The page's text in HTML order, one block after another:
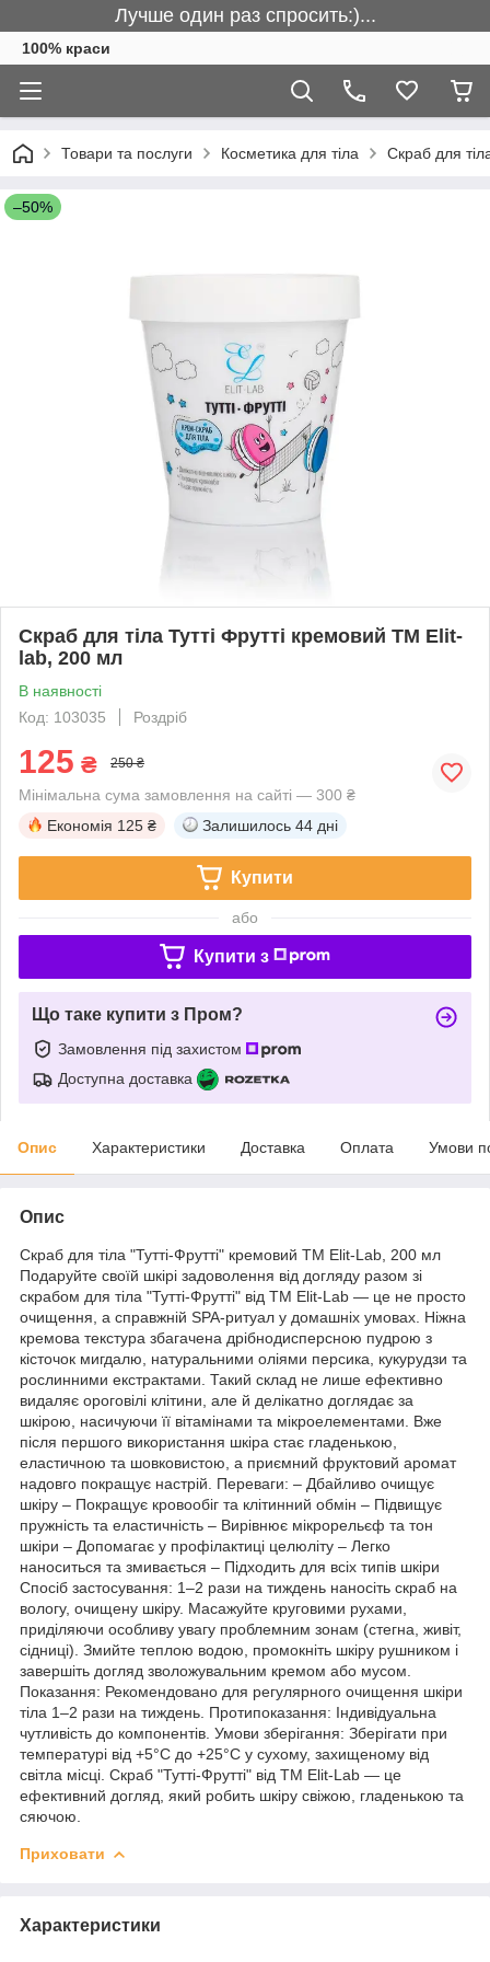
Лучше один раз спросить:)...
100% краси
Товари та послуги Косметика для тіла Скраб для
–50%
Скраб для тіла Тутті Фрутті кремовий TM Elit-
lab, 200 мл
В наявності
Код: 103035
Роздріб
125 ₴ 250 ₴
Мінімальна сума замовлення на сайті — 300 ₴
Економія 125 ₴ Залишилось 44 дні
Купити
або
Купити з
Що таке купити з Пром?
Замовлення під захистом
Доступна доставка
Опис Характеристики Доставка Оплата Умови
Опис
Скраб для тіла "Тутті-Фрутті" кремовий TM Elit-Lab, 200 мл
Подаруйте своїй шкірі задоволення від догляду разом зі
скрабом для тіла "Тутті-Фрутті" від TM Elit-Lab — це не просто
очищення, а справжній SPA-ритуал у домашніх умовах. Ніжна
кремова текстура збагачена дрібнодисперсною пудрою з
кісточок мигдалю, натуральними оліями персика, кукурудзи та
рослинними екстрактами. Такий склад не лише ефективно
видаляє ороговілі клітини, але й делікатно доглядає за
шкірою, насичуючи її вітамінами та мікроелементами. Вже
після першого використання шкіра стає гладенькою,
еластичною та шовковистою, а приємний фруктовий аромат
надовго покращує настрій. Переваги: – Дбайливо очищує
шкіру – Покращує кровообіг та клітинний обмін – Підвищує
пружність та еластичність – Вирівнює мікрорельєф та тон
шкіри – Допомагає у профілактиці целюліту – Легко
наноситься та змивається – Підходить для всіх типів шкіри
Спосіб застосування: 1–2 рази на тиждень наносіть скраб на
вологу, очищену шкіру. Масажуйте круговими рухами,
приділяючи особливу увагу проблемним зонам (стегна, живіт,
сідниці). Змийте теплою водою, промокніть шкіру рушником і
завершіть догляд зволожувальним кремом або мусом.
Показання: Рекомендовано для регулярного очищення шкіри
тіла 1–2 рази на тиждень. Протипоказання: Індивідуальна
чутливість до компонентів. Умови зберігання: Зберігати при
температурі від +5°C до +25°C у сухому, захищеному від
світла місці. Скраб "Тутті-Фрутті" від TM Elit-Lab — це
ефективний догляд, який робить шкіру свіжою, гладенькою та
сяючою.
Приховати
Характеристики